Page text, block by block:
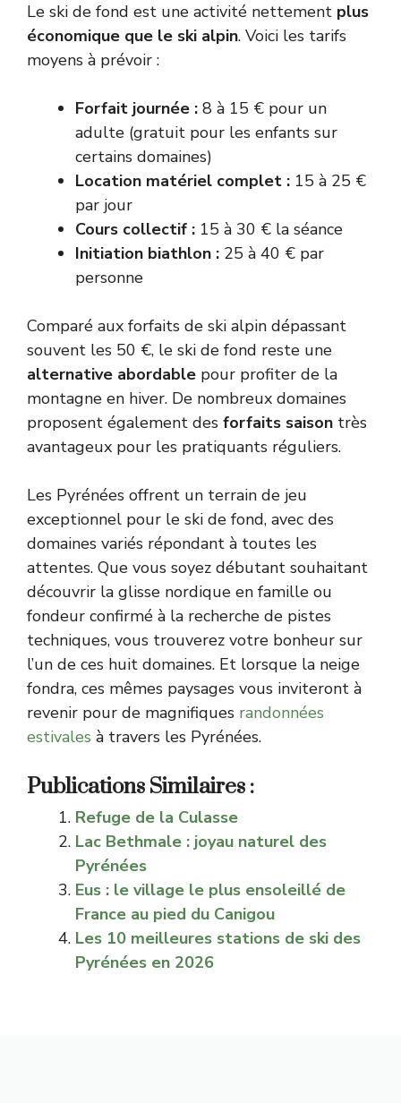
Le ski de fond est une activité nettement plus
économique que le ski alpin. Voici les tarifs
moyens à prévoir :
Forfait journée : 8 à 15 € pour un
adulte (gratuit pour les enfants sur
certains domaines)
Location matériel complet : 15 à 25 €
par jour
Cours collectif : 15 à 30 € la séance
Initiation biathlon : 25 à 40 € par
personne
Comparé aux forfaits de ski alpin dépassant
souvent les 50 €, le ski de fond reste une
alternative abordable pour profiter de la
montagne en hiver. De nombreux domaines
proposent également des forfaits saison très
avantageux pour les pratiquants réguliers.
Les Pyrénées offrent un terrain de jeu
exceptionnel pour le ski de fond, avec des
domaines variés répondant à toutes les
attentes. Que vous soyez débutant souhaitant
découvrir la glisse nordique en famille ou
fondeur confirmé à la recherche de pistes
techniques, vous trouverez votre bonheur sur
l’un de ces huit domaines. Et lorsque la neige
fondra, ces mêmes paysages vous inviteront à
revenir pour de magnifiques randonnées
estivales à travers les Pyrénées.
Publications Similaires :
Refuge de la Culasse
Lac Bethmale : joyau naturel des
Pyrénées
Eus : le village le plus ensoleillé de
France au pied du Canigou
Les 10 meilleures stations de ski des
Pyrénées en 2026